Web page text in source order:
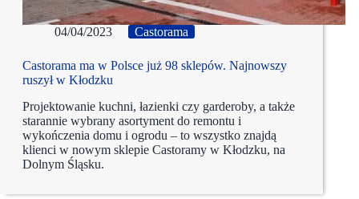
04/04/2023 Castorama
Castorama ma w Polsce już 98 sklepów. Najnowszy
ruszył w Kłodzku
Projektowanie kuchni, łazienki czy garderoby, a także
starannie wybrany asortyment do remontu i
wykończenia domu i ogrodu – to wszystko znajdą
klienci w nowym sklepie Castoramy w Kłodzku, na
Dolnym Śląsku.